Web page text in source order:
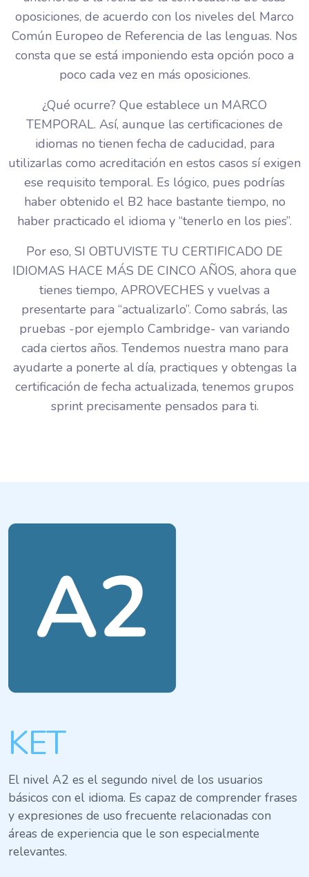
oposiciones, de acuerdo con los niveles del Marco
Común Europeo de Referencia de las lenguas. Nos
consta que se está imponiendo esta opción poco a
poco cada vez en más oposiciones.
¿Qué ocurre? Que establece un MARCO
TEMPORAL. Así, aunque las certificaciones de
idiomas no tienen fecha de caducidad, para
utilizarlas como acreditación en estos casos sí exigen
ese requisito temporal. Es lógico, pues podrías
haber obtenido el B2 hace bastante tiempo, no
haber practicado el idioma y “tenerlo en los pies”.
Por eso, SI OBTUVISTE TU CERTIFICADO DE
IDIOMAS HACE MÁS DE CINCO AÑOS, ahora que
tienes tiempo, APROVECHES y vuelvas a
presentarte para “actualizarlo”. Como sabrás, las
pruebas -por ejemplo Cambridge- van variando
cada ciertos años. Tendemos nuestra mano para
ayudarte a ponerte al día, practiques y obtengas la
certificación de fecha actualizada, tenemos grupos
sprint precisamente pensados para ti.
KET
El nivel A2 es el segundo nivel de los usuarios
básicos con el idioma. Es capaz de comprender frases
y expresiones de uso frecuente relacionadas con
áreas de experiencia que le son especialmente
relevantes.